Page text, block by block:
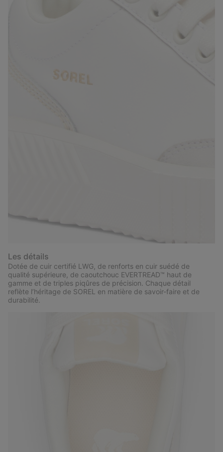
Les détails
Dotée de cuir certifié LWG, de renforts en cuir suédé de
qualité supérieure, de caoutchouc EVERTREAD™ haut de
gamme et de triples piqûres de précision. Chaque détail
reflète l’héritage de SOREL en matière de savoir-faire et de
durabilité.